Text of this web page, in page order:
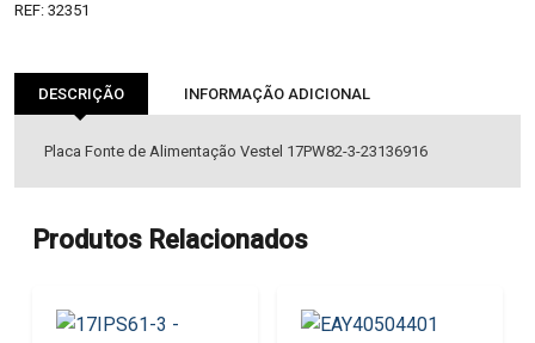
REF: 32351
DESCRIÇÃO INFORMAÇÃO ADICIONAL
Placa Fonte de Alimentação Vestel 17PW82-3-23136916
Produtos Relacionados